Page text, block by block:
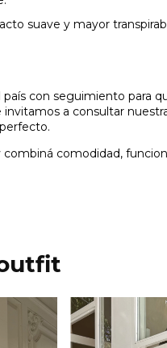
suave y mayor
país con seguimiento para
a consultar
comodidad,